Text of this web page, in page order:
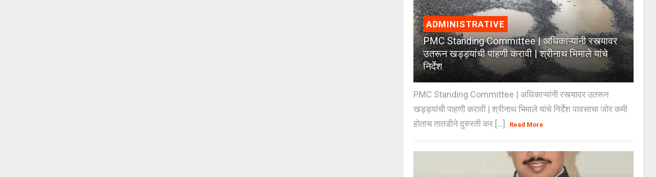
ADMINISTRATIVE
PMC Standing Committee | अधिकाऱ्यांनी रस्त्यावर
उतरून खड्ड्यांची पाहणी करावी | श्रीनाथ भिमाले यांचे
निर्देश
PMC Standing Committee | अधिकाऱ्यांनी रस्त्यावर उतरून
खड्ड्यांची पाहणी करावी | श्रीनाथ भिमाले यांचे निर्देश पावसाचा जोर कमी
होताच तातडीने दुरुस्ती कर [...]
Read More